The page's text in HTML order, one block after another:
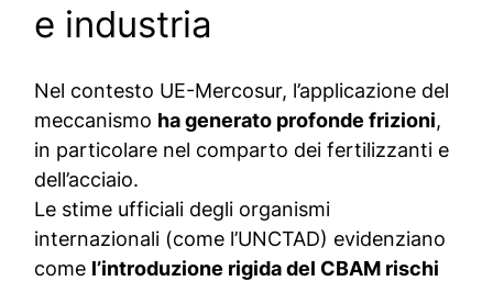
e industria
Nel contesto UE-Mercosur, l’applicazione del
meccanismo ha generato profonde frizioni,
in particolare nel comparto dei fertilizzanti e
dell’acciaio.
Le stime ufficiali degli organismi
internazionali (come l’UNCTAD) evidenziano
come l’introduzione rigida del CBAM rischi